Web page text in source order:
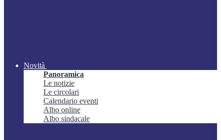
Novità
Panoramica
Le notizie
Le circolari
Calendario eventi
Albo online
Albo sindacale